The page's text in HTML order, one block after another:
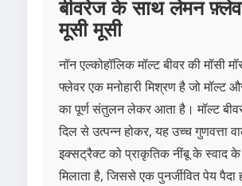
बीवरेज के साथ लेमन
मूसी मूसी
नॉन एल्कोहॉलिक मॉल्ट बीवर की मॉसी
फ्लेवर एक मनोहारी मिश्रण है जो मॉल्ट
का पूर्ण संतुलन लेकर आता है। मॉल्ट
दिल से उत्पन्न होकर, यह उच्च गुणवत्ता
इक्सट्रैक्ट को प्राकृतिक नींबू के स्वाद
मिलाता है, जिससे एक पुनर्जीवित पेय पैदा